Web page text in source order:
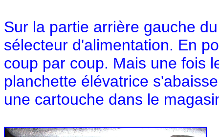
Sur la partie arrière gauche
sélecteur d'alimentation. En
coup par coup. Mais une fois
planchette élévatrice
une cartouche dans le